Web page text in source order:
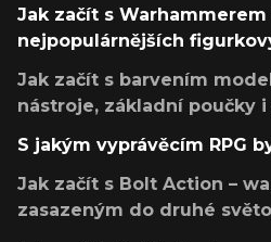
Jak začít s
nejpopulárnějších
Jak začít s barvením
nástroje, základní poučky
S jakým vyprávěcím RPG
Jak začít s Bolt Action –
zasazeným do druhé